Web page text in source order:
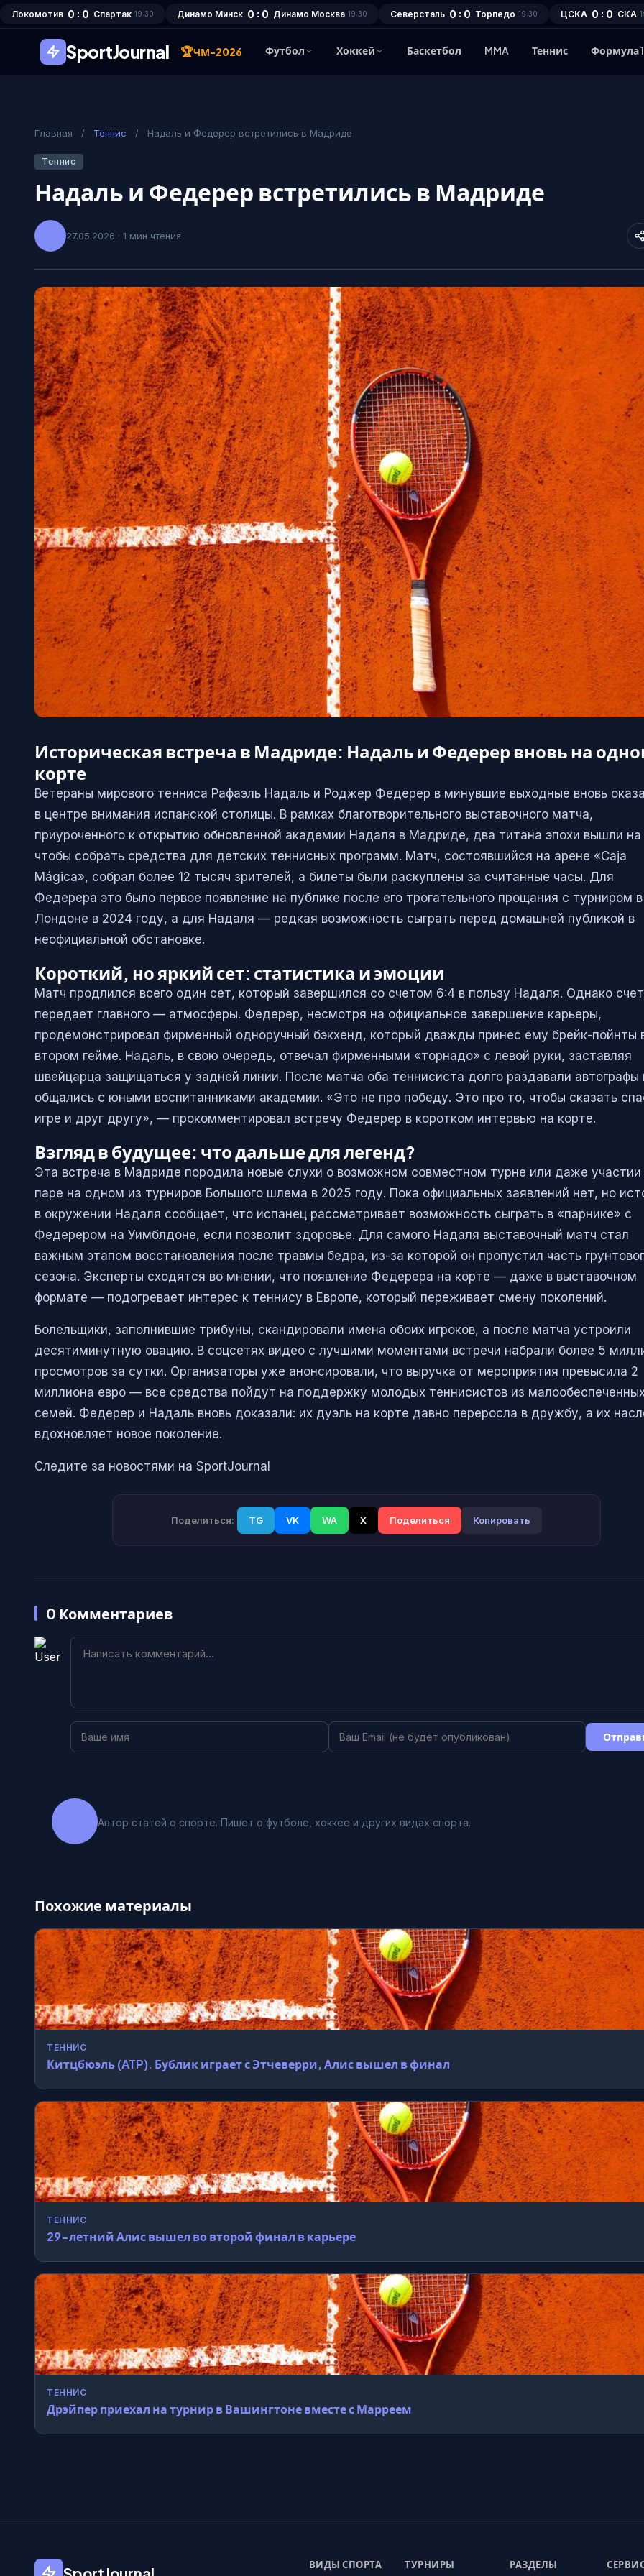
Локомотив 0 : 0 Спартак 19:30 Динамо Минск 0 : 0 Динамо Москва 19:30 Северсталь 0 : 0 Торпедо 19:30 ЦСКА 0 : 0 СКА
SportJournal 🏆ЧМ-2026 Футбол Хоккей Баскетбол MMA Теннис Формула 1
Главная / Теннис / Надаль и Федерер встретились в Мадриде
Теннис
Надаль и Федерер встретились в Мадриде
27.05.2026 · 1 мин чтения
Историческая встреча в Мадриде: Надаль и Федерер вновь на
корте
Ветераны мирового тенниса Рафаэль Надаль и Роджер Федерер в минувшие выходные вновь
в центре внимания испанской столицы. В рамках благотворительного выставочного матча,
приуроченного к открытию обновленной академии Надаля в Мадриде, два титана эпохи вышли на
чтобы собрать средства для детских теннисных программ. Матч, состоявшийся на арене «Caja
Mágica», собрал более 12 тысяч зрителей, а билеты были раскуплены за считанные часы. Для
Федерера это было первое появление на публике после его трогательного прощания с турниром в
Лондоне в 2024 году, а для Надаля — редкая возможность сыграть перед домашней публикой в
неофициальной обстановке.
Короткий, но яркий сет: статистика и эмоции
Матч продлился всего один сет, который завершился со счетом 6:4 в пользу Надаля. Однако
передает главного — атмосферы. Федерер, несмотря на официальное завершение карьеры,
продемонстрировал фирменный одноручный бэкхенд, который дважды принес ему брейк-пойнты
втором гейме. Надаль, в свою очередь, отвечал фирменными «торнадо» с левой руки, заставляя
швейцарца защищаться у задней линии. После матча оба теннисиста долго раздавали автографы
общались с юными воспитанниками академии. «Это не про победу. Это про то, чтобы сказать
игре и друг другу», — прокомментировал встречу Федерер в коротком интервью на корте.
Взгляд в будущее: что дальше для легенд?
Эта встреча в Мадриде породила новые слухи о возможном совместном турне или даже участии
паре на одном из турниров Большого шлема в 2025 году. Пока официальных заявлений нет, но
в окружении Надаля сообщает, что испанец рассматривает возможность сыграть в «парнике» с
Федерером на Уимблдоне, если позволит здоровье. Для самого Надаля выставочный матч стал
важным этапом восстановления после травмы бедра, из-за которой он пропустил часть
сезона. Эксперты сходятся во мнении, что появление Федерера на корте — даже в выставочном
формате — подогревает интерес к теннису в Европе, который переживает смену поколений.
Болельщики, заполнившие трибуны, скандировали имена обоих игроков, а после матча устроили
десятиминутную овацию. В соцсетях видео с лучшими моментами встречи набрали более 5
просмотров за сутки. Организаторы уже анонсировали, что выручка от мероприятия превысила 2
миллиона евро — все средства пойдут на поддержку молодых теннисистов из
семей. Федерер и Надаль вновь доказали: их дуэль на корте давно переросла в дружбу, а их
вдохновляет новое поколение.
Следите за новостями на SportJournal
Поделиться: TG VK WA X Поделиться Копировать
0 Комментариев
Автор статей о спорте. Пишет о футболе, хоккее и других видах спорта.
Похожие материалы
ТЕННИС
Китцбюэль (ATP). Бублик играет с Этчеверри, Алис вышел в финал
ТЕННИС
29-летний Алис вышел во второй финал в карьере
ТЕННИС
Дрэйпер приехал на турнир в Вашингтоне вместе с Марреем
ВИДЫ СПОРТА ТУРНИРЫ РАЗДЕЛЫ